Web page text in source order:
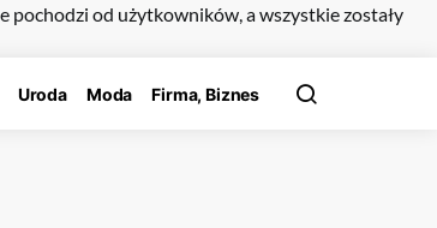
pochodzi od użytkowników, a wszystkie zostały
Uroda Moda Firma, Biznes